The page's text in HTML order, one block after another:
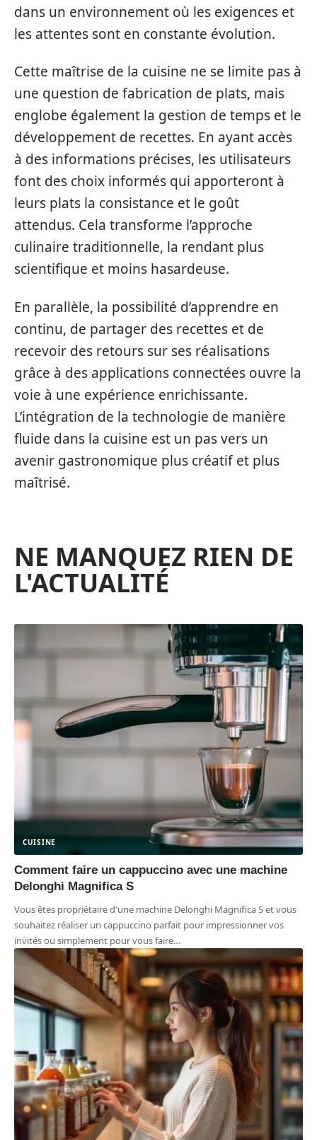
dans un environnement où les exigences et
les attentes sont en constante évolution.
Cette maîtrise de la cuisine ne se limite pas à
une question de fabrication de plats, mais
englobe également la gestion de temps et le
développement de recettes. En ayant accès
à des informations précises, les utilisateurs
font des choix informés qui apporteront à
leurs plats la consistance et le goût
attendus. Cela transforme l’approche
culinaire traditionnelle, la rendant plus
scientifique et moins hasardeuse.
En parallèle, la possibilité d’apprendre en
continu, de partager des recettes et de
recevoir des retours sur ses réalisations
grâce à des applications connectées ouvre la
voie à une expérience enrichissante.
L’intégration de la technologie de manière
fluide dans la cuisine est un pas vers un
avenir gastronomique plus créatif et plus
maîtrisé.
NE MANQUEZ RIEN DE
L'ACTUALITÉ
CUISINE
Comment faire un cappuccino avec une machine
Delonghi Magnifica S
Vous êtes propriétaire d'une machine Delonghi Magnifica S et vous
souhaitez réaliser un cappuccino parfait pour impressionner vos
invités ou simplement pour vous faire…